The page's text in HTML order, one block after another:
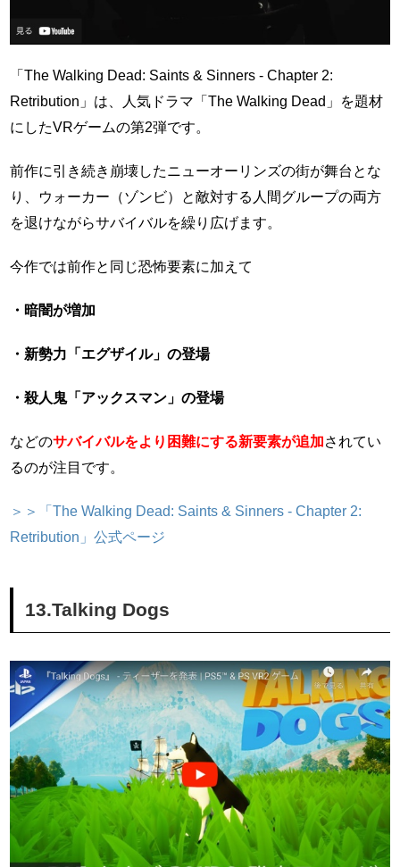
「The Walking Dead: Saints & Sinners - Chapter 2:
Retribution」は、人気ドラマ「The Walking Dead」を題材
にしたVRゲームの第2弾です。
前作に引き続き崩壊したニューオーリンズの街が舞台とな
り、ウォーカー（ゾンビ）と敵対する人間グループの両方
を退けながらサバイバルを繰り広げます。
今作では前作と同じ恐怖要素に加えて
・暗闇が増加
・新勢力「エグザイル」の登場
・殺人鬼「アックスマン」の登場
などのサバイバルをより困難にする新要素が追加されてい
るのが注目です。
＞＞「The Walking Dead: Saints & Sinners - Chapter 2:
Retribution」公式ページ
13.Talking Dogs